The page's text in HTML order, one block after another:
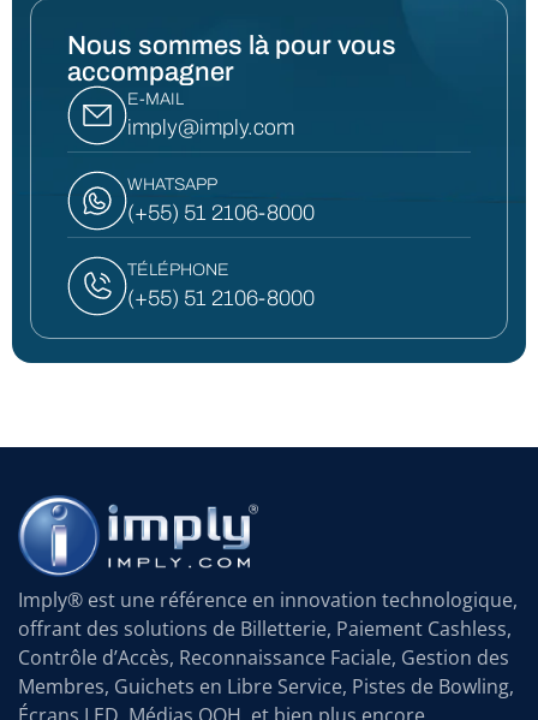
Nous sommes là pour vous
accompagner
E-MAIL
imply@imply.com
WHATSAPP
(+55) 51 2106-8000
TÉLÉPHONE
(+55) 51 2106-8000
Imply® est une référence en innovation technologique,
offrant des solutions de Billetterie, Paiement Cashless,
Contrôle d’Accès, Reconnaissance Faciale, Gestion des
Membres, Guichets en Libre Service, Pistes de Bowling,